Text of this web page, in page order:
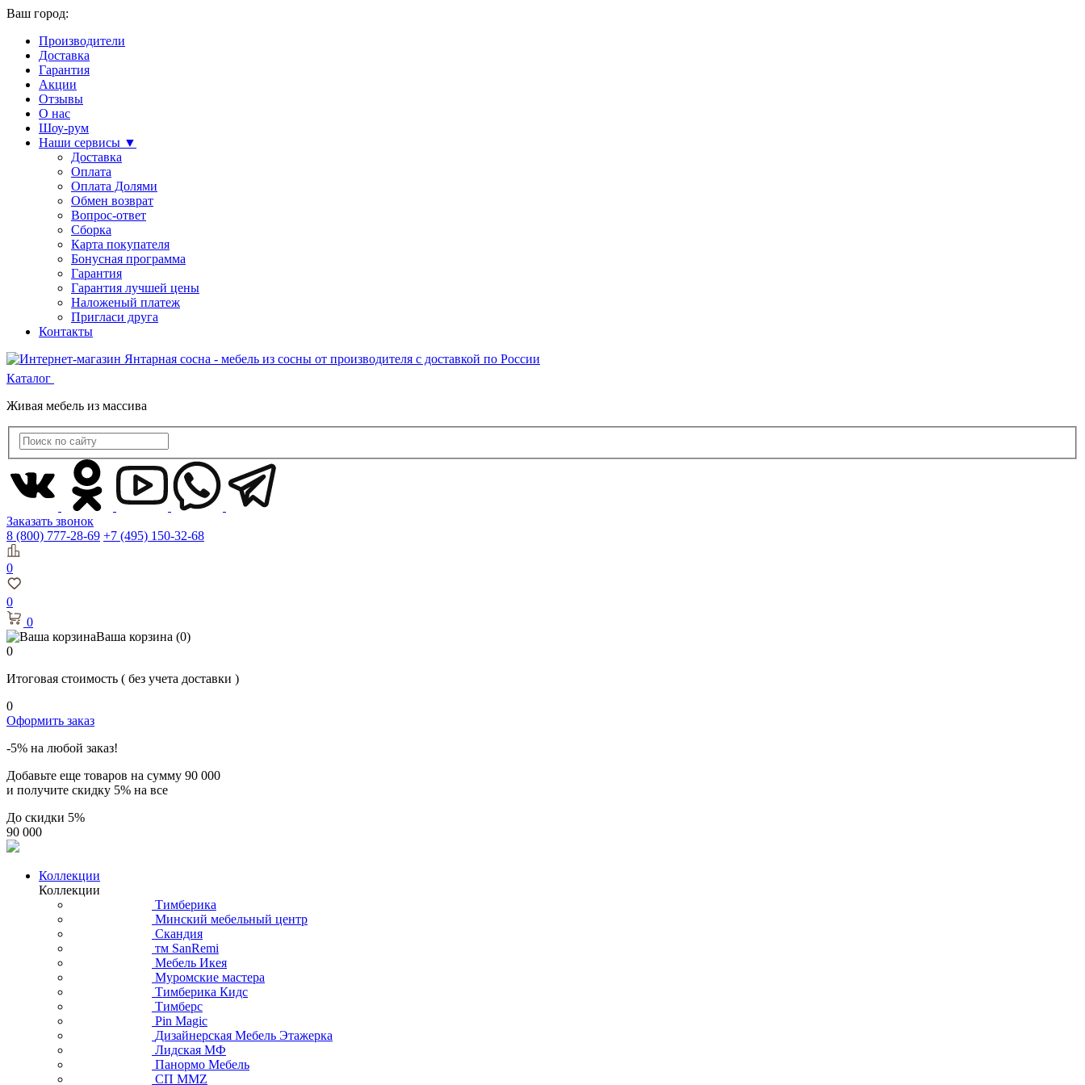
Ваш город:
Производители
Доставка
Гарантия
Акции
Отзывы
О нас
Шоу-рум
Наши сервисы ▼
Доставка
Оплата
Оплата Долями
Обмен возврат
Вопрос-ответ
Сборка
Карта покупателя
Бонусная программа
Гарантия
Гарантия лучшей цены
Наложеный платеж
Пригласи друга
Контакты
Каталог
Живая мебель из массива
Заказать звонок
8 (800) 777-28-69 +7 (495) 150-32-68
0
0
0
Ваша корзина (0)
0
Итоговая стоимость ( без учета доставки )
0
Оформить заказ
-5% на любой заказ!
Добавьте еще товаров на сумму 90 000
и получите скидку 5% на все
До скидки 5%
90 000
Коллекции
Коллекции
Тимберика
Минский мебельный центр
Скандия
тм SanRemi
Мебель Икея
Муромские мастера
Тимберика Кидс
Тимберс
Pin Magic
Дизайнерская Мебель Этажерка
Лидская МФ
Панормо Мебель
СП ММZ